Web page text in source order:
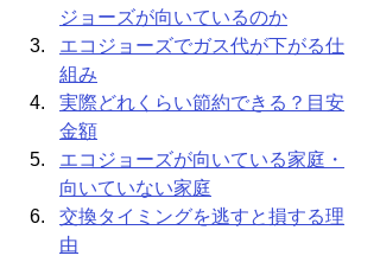
ジョーズが向いているのか
エコジョーズでガス代が下がる仕
組み
実際どれくらい節約できる？目安
金額
エコジョーズが向いている家庭・
向いていない家庭
交換タイミングを逃すと損する理
由